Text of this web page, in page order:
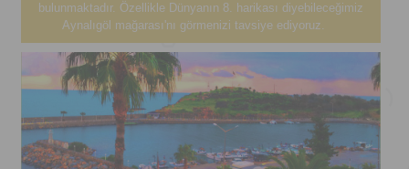
bulunmaktadır. Özellikle Dünyanın 8. harikası diyebileceğimiz
Aynalıgöl mağarası'nı görmenizi tavsiye ediyoruz.